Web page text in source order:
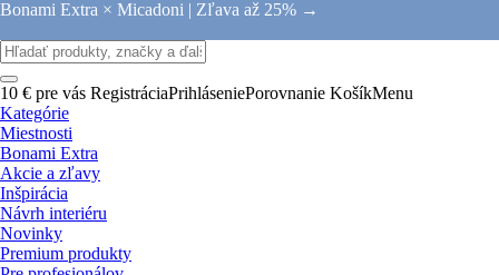
Bonami Extra × Micadoni | Zľava až 25% →
10 € pre vás RegistráciaPrihláseniePorovnanie KošíkMenu
Kategórie
Miestnosti
Bonami Extra
Akcie a zľavy
Inšpirácia
Návrh interiéru
Novinky
Premium produkty